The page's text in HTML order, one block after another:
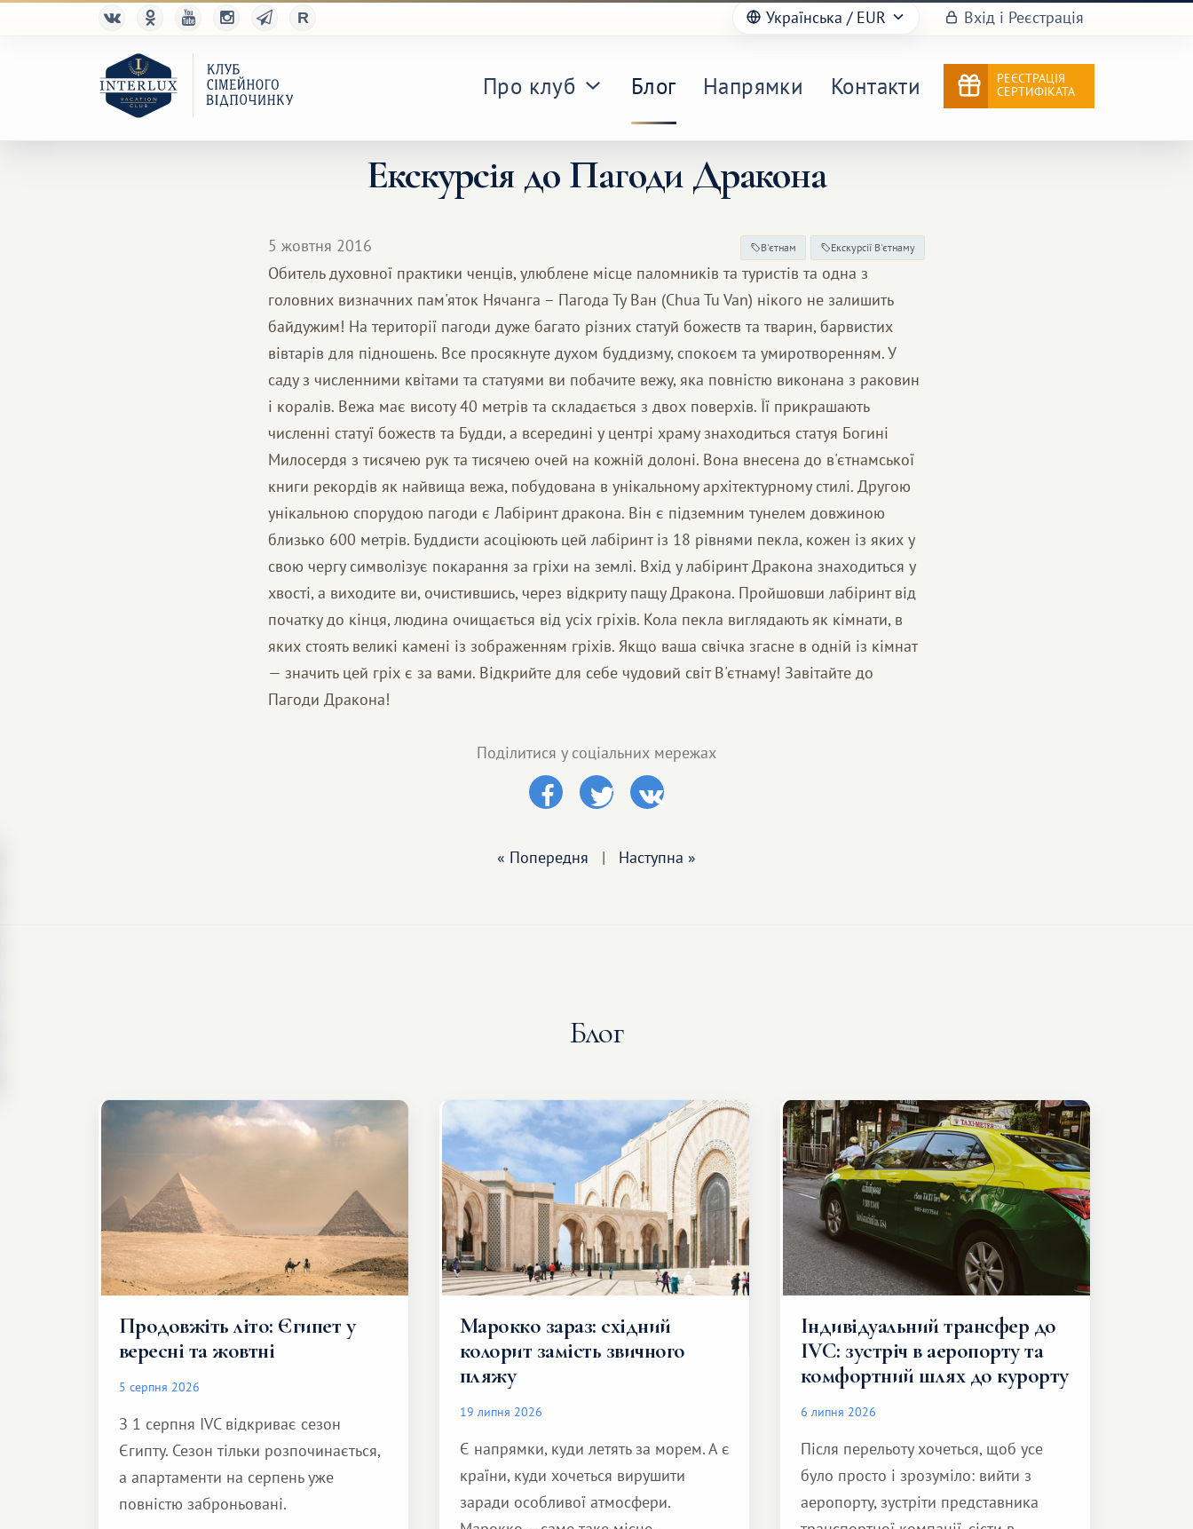
Українська / EUR Вхід і Реєстрація
Про клуб Блог Напрямки Контакти
РЕЄСТРАЦІЯ
СЕРТИФІКАТА
Екскурсія до Пагоди Дракона
5 жовтня 2016 В'єтнам Екскурсії В'єтнаму
Обитель духовної практики ченців, улюблене місце паломників та туристів та одна з
головних визначних пам'яток Нячанга – Пагода Ту Ван (Chua Tu Van) нікого не залишить
байдужим! На території пагоди дуже багато різних статуй божеств та тварин, барвистих
вівтарів для підношень. Все просякнуте духом буддизму, спокоєм та умиротворенням. У
саду з численними квітами та статуями ви побачите вежу, яка повністю виконана з раковин
і коралів. Вежа має висоту 40 метрів та складається з двох поверхів. Її прикрашають
численні статуї божеств та Будди, а всередині у центрі храму знаходиться статуя Богині
Милосердя з тисячею рук та тисячею очей на кожній долоні. Вона внесена до в'єтнамської
книги рекордів як найвища вежа, побудована в унікальному архітектурному стилі. Другою
унікальною спорудою пагоди є Лабіринт дракона. Він є підземним тунелем довжиною
близько 600 метрів. Буддисти асоціюють цей лабіринт із 18 рівнями пекла, кожен із яких у
свою чергу символізує покарання за гріхи на землі. Вхід у лабіринт Дракона знаходиться у
хвості, а виходите ви, очистившись, через відкриту пащу Дракона. Пройшовши лабіринт від
початку до кінця, людина очищається від усіх гріхів. Кола пекла виглядають як кімнати, в
яких стоять великі камені із зображенням гріхів. Якщо ваша свічка згасне в одній із кімнат
— значить цей гріх є за вами. Відкрийте для себе чудовий світ В'єтнаму! Завітайте до
Пагоди Дракона!
Поділитися у соціальних мережах
« Попередня | Наступна »
Блог
Продовжіть літо: Єгипет у
вересні та жовтні
5 серпня 2026
З 1 серпня IVC відкриває сезон
Єгипту. Сезон тільки розпочинається,
а апартаменти на серпень уже
повністю заброньовані.
Марокко зараз: східний
колорит замість звичного
пляжу
19 липня 2026
Є напрямки, куди летять за морем. А є
країни, куди хочеться вирушити
заради особливої ​​атмосфери.
Індивідуальний трансфер до
IVC: зустріч в аеропорту та
комфортний шлях до курорту
6 липня 2026
Після перельоту хочеться, щоб усе
було просто і зрозуміло: вийти з
аеропорту, зустріти представника